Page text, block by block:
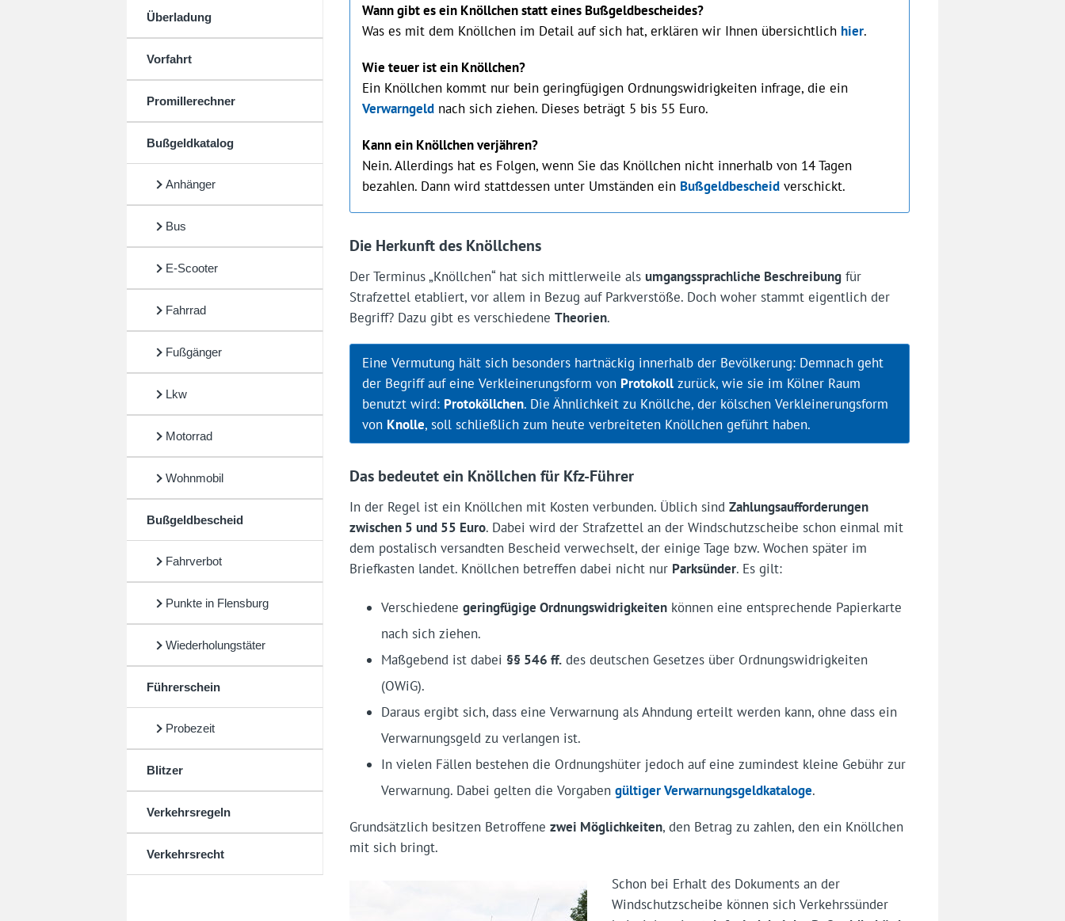
Überladung
Vorfahrt
Promillerechner
Bußgeldkatalog
Anhänger
Bus
E-Scooter
Fahrrad
Fußgänger
Lkw
Motorrad
Wohnmobil
Bußgeldbescheid
Fahrverbot
Punkte in Flensburg
Wiederholungstäter
Führerschein
Probezeit
Blitzer
Verkehrsregeln
Verkehrsrecht
Wann gibt es ein Knöllchen statt eines Bußgeldbescheides?
Was es mit dem Knöllchen im Detail auf sich hat, erklären wir Ihnen übersichtlich hier.
Wie teuer ist ein Knöllchen?
Ein Knöllchen kommt nur bein geringfügigen Ordnungswidrigkeiten infrage, die ein
Verwarngeldnach sich ziehen. Dieses beträgt 5 bis 55 Euro.
Kann ein Knöllchen verjähren?
Nein. Allerdings hat es Folgen, wenn Sie das Knöllchen nicht innerhalb von 14 Tagen
bezahlen. Dann wird stattdessen unter Umständen ein Bußgeldbescheidverschickt.
Die Herkunft des Knöllchens
Der Terminus „Knöllchen“ hat sich mittlerweile als umgangssprachliche Beschreibungfür
Strafzettel etabliert, vor allem in Bezug auf Parkverstöße. Doch woher stammt eigentlich der
Begriff? Dazu gibt es verschiedene Theorien.
Eine Vermutung hält sich besonders hartnäckig innerhalb der Bevölkerung: Demnach geht
der Begriff auf eine Verkleinerungsform von Protokollzurück, wie sie im Kölner Raum
benutzt wird: Protoköllchen. Die Ähnlichkeit zu Knöllche, der kölschen Verkleinerungsform
von Knolle, soll schließlich zum heute verbreiteten Knöllchen geführt haben.
Das bedeutet ein Knöllchen für Kfz-Führer
In der Regel ist ein Knöllchen mit Kosten verbunden. Üblich sind Zahlungsaufforderungen
zwischen 5 und 55 Euro. Dabei wird der Strafzettel an der Windschutzscheibe schon einmal mit
dem postalisch versandten Bescheid verwechselt, der einige Tage bzw. Wochen später im
Briefkasten landet. Knöllchen betreffen dabei nicht nur Parksünder. Es gilt:
Verschiedene geringfügige Ordnungswidrigkeitenkönnen eine entsprechende Papierkarte
nach sich ziehen.
Maßgebend ist dabei §§ 546 ff.des deutschen Gesetzes über Ordnungswidrigkeiten
(OWiG).
Daraus ergibt sich, dass eine Verwarnung als Ahndung erteilt werden kann, ohne dass ein
Verwarnungsgeld zu verlangen ist.
In vielen Fällen bestehen die Ordnungshüter jedoch auf eine zumindest kleine Gebühr zur
Verwarnung. Dabei gelten die Vorgaben gültiger Verwarnungsgeldkataloge.
Grundsätzlich besitzen Betroffene zwei Möglichkeiten, den Betrag zu zahlen, den ein Knöllchen
mit sich bringt.
Schon bei Erhalt des Dokuments an der
Windschutzscheibe können sich Verkehrssünder